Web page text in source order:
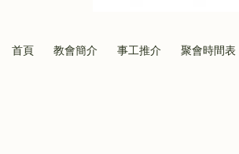
首頁 教會簡介 事工推介 聚會時間表